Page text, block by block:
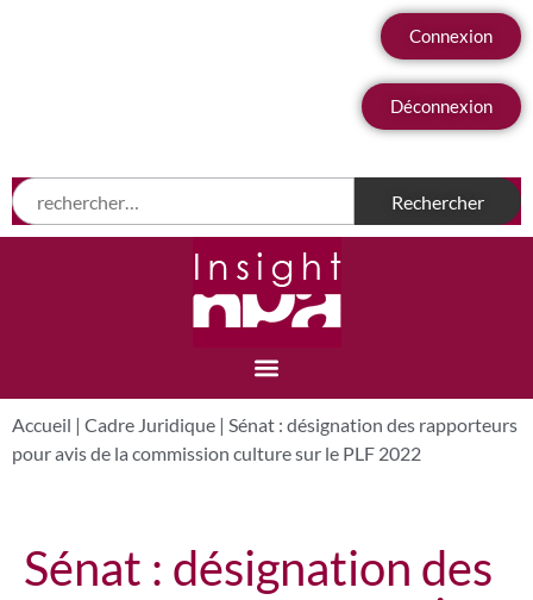
Connexion
Déconnexion
Accueil | Cadre Juridique | Sénat : désignation des rapporteurs
pour avis de la commission culture sur le PLF 2022
Sénat : désignation des